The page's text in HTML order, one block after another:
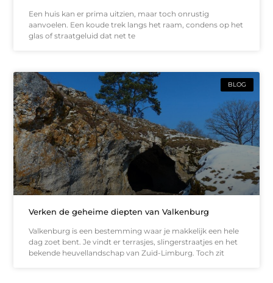
Een huis kan er prima uitzien, maar toch onrustig
aanvoelen. Een koude trek langs het raam, condens op het
glas of straatgeluid dat net te
BLOG
Verken de geheime diepten van Valkenburg
Valkenburg is een bestemming waar je makkelijk een hele
dag zoet bent. Je vindt er terrasjes, slingerstraatjes en het
bekende heuvellandschap van Zuid-Limburg. Toch zit